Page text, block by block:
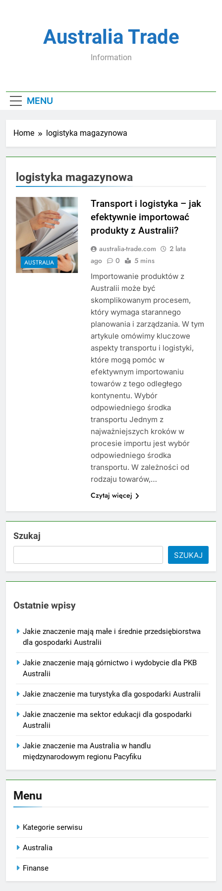
Australia Trade
Information
MENU
Home logistyka magazynowa
logistyka magazynowa
AUSTRALIA
Transport i logistyka – jak
efektywnie importować
produkty z Australii?
australia-trade.com
2 lata
ago
0 5 mins
Importowanie produktów z
Australii może być
skomplikowanym procesem,
który wymaga starannego
planowania i zarządzania. W tym
artykule omówimy kluczowe
aspekty transportu i logistyki,
które mogą pomóc w
efektywnym importowaniu
towarów z tego odległego
kontynentu. Wybór
odpowiedniego środka
transportu Jednym z
najważniejszych kroków w
procesie importu jest wybór
odpowiedniego środka
transportu. W zależności od
rodzaju towarów,…
Czytaj więcej
Szukaj
SZUKAJ
Ostatnie wpisy
Jakie znaczenie mają małe i średnie przedsiębiorstwa
dla gospodarki Australii
Jakie znaczenie mają górnictwo i wydobycie dla PKB
Australii
Jakie znaczenie ma turystyka dla gospodarki Australii
Jakie znaczenie ma sektor edukacji dla gospodarki
Australii
Jakie znaczenie ma Australia w handlu
międzynarodowym regionu Pacyfiku
Menu
Kategorie serwisu
Australia
Finanse